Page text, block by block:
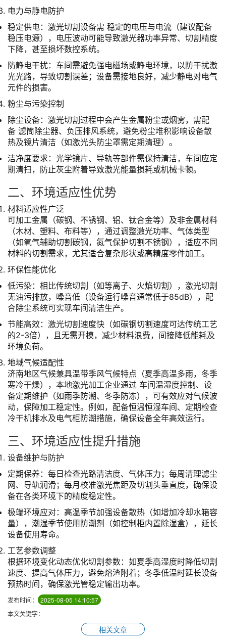
电力与静电防护
稳定供电：激光切割设备需 稳定的电压与电流（建议配备
稳压电源），电压波动可能导致激光器功率异常、切割精度
下降，甚至损坏数控系统。
防静电干扰：车间需避免强电磁场或静电环境，以防干扰激
光光路，导致切割误差；设备需接地良好，减少静电对电气
元件的损害。
粉尘与污染控制
除尘设备：激光切割过程中会产生金属粉尘或烟雾，需配
备 滤筒除尘器、负压排风系统，避免粉尘堆积影响设备散
热及镜片清洁（如激光头防尘罩需定期清理）。
洁净度要求：光学镜片、导轨等部件需保持清洁，车间应定
期清扫，防止灰尘附着导致激光能量损耗或机械卡顿。
二、环境适应性优势
材料适应性广泛
可加工金属（碳钢、不锈钢、铝、钛合金等）及非金属材料
（木材、塑料、布料等），通过调整激光功率、气体类型
（如氧气辅助切割碳钢，氮气保护切割不锈钢），适应不同
材料的切割需求，尤其适合复杂形状或高精度零件加工。
环保性能优化
低污染：相比传统切割（如等离子、火焰切割），激光切割
无油污排放，噪音低（设备运行噪音通常低于85dB），配
合除尘系统可实现车间清洁生产。
节能高效：激光切割速度快（如碳钢切割速度可达传统工艺
的2-3倍），且无需开模，减少材料浪费，间接降低能耗及
环境负荷。
地域气候适配性
济南地区气候兼具温带季风气候特点（夏季高温多雨，冬季
寒冷干燥），本地激光加工企业通过 车间温湿度控制、设
备定期维护（如雨季防潮、冬季防冻），可有效应对气候波
动，保障加工稳定性。例如，配备恒温恒湿车间、定期检查
冷干机排水及电气柜防潮措施，确保设备全年高效运行。
三、环境适应性提升措施
设备维护与防护
定期保养：每日检查光路清洁度、气体压力；每周清理滤尘
网、导轨润滑；每月校准激光焦距及切割头垂直度，确保设
备在各类环境下的精度稳定性。
极端环境应对：高温季节加强设备散热（如增加冷却水箱容
量），潮湿季节使用防潮剂（如控制柜内置除湿盒），延长
设备使用寿命。
工艺参数调整
根据环境变化动态优化切割参数：如夏季高湿度时降低切割
速度、提高气体压力，避免熔渣附着；冬季低温时延长设备
预热时间，确保激光管稳定输出功率。
发布时间：
2025-08-05 14:10:57
本文关键字：
相关文章